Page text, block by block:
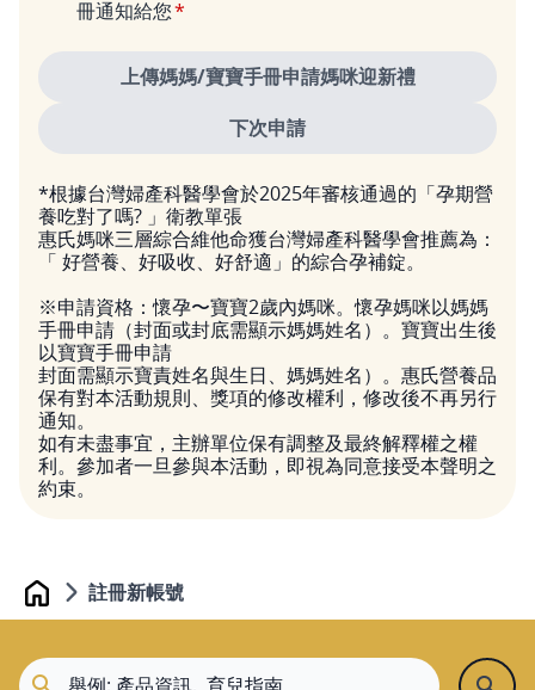
冊通知給您
*根據台灣婦產科醫學會於2025年審核通過的「孕期營
養吃對了嗎? 」衛教單張
惠氏媽咪三層綜合維他命獲台灣婦產科醫學會推薦為：
「 好營養、好吸收、好舒適」的綜合孕補錠。
※申請資格：懷孕〜寶寶2歲內媽咪。懷孕媽咪以媽媽
手冊申請（封面或封底需顯示媽媽姓名）。寶寶出生後
以寶寶手冊申請
封面需顯示寶責姓名與生日、媽媽姓名）。惠氏營養品
保有對本活動規則、獎項的修改權利，修改後不再另行
通知。
如有未盡事宜，主辦單位保有調整及最終解釋權之權
利。參加者一旦參與本活動，即視為同意接受本聲明之
約束。
Home 註冊新帳號